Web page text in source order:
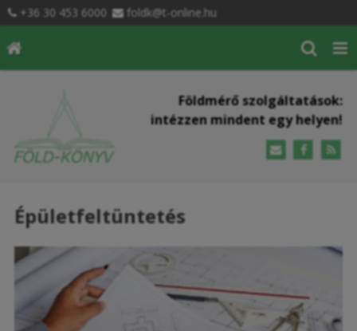
+36 30 453 6000 foldk@t-online.hu
Földmérő szolgáltatások:
intézzen mindent egy helyen!
Épületfeltüntetés